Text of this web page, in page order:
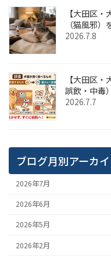
【大田区
（猫風邪
2026.7.8
【大田区
誤飲・中毒
2026.7.7
ブログ月別アーカ
2026年7月
2026年6月
2026年5月
2026年2月